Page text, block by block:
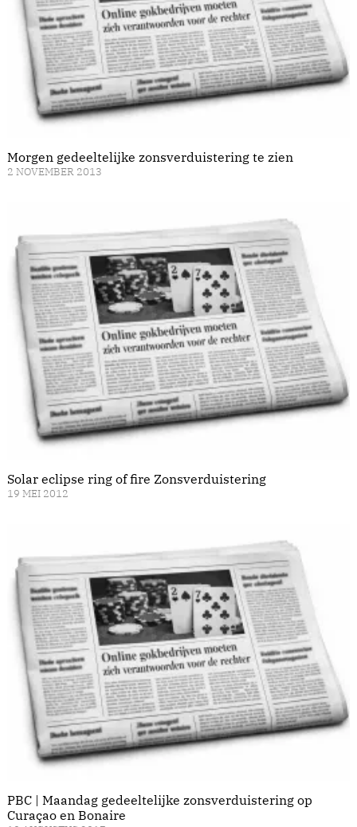
Morgen gedeeltelijke zonsverduistering te zien
2 NOVEMBER 2013
Solar eclipse ring of fire Zonsverduistering
19 MEI 2012
PBC | Maandag gedeeltelijke zonsverduistering op
Curaçao en Bonaire